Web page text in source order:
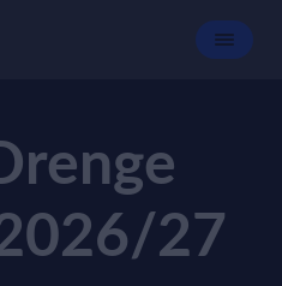
27